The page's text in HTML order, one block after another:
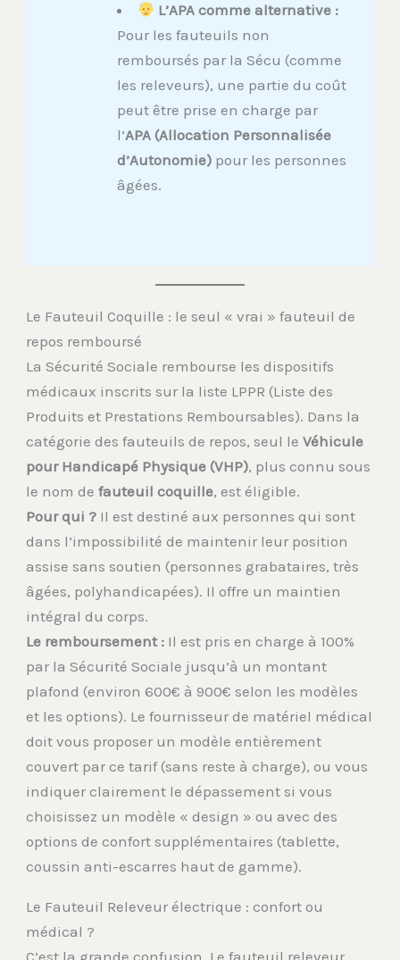
L’APA comme alternative :
Pour les fauteuils non
remboursés par la Sécu (comme
les releveurs), une partie du coût
peut être prise en charge par
l’APA (Allocation Personnalisée
d’Autonomie)pour les personnes
âgées.
Le Fauteuil Coquille : le seul « vrai » fauteuil de
repos remboursé
La Sécurité Sociale rembourse les dispositifs
médicaux inscrits sur la liste LPPR (Liste des
Produits et Prestations Remboursables). Dans la
catégorie des fauteuils de repos, seul leVéhicule
pour Handicapé Physique (VHP), plus connu sous
le nom defauteuil coquille, est éligible.
Pour qui ? Il est destiné aux personnes qui sont
dans l’impossibilité de maintenir leur position
assise sans soutien (personnes grabataires, très
âgées, polyhandicapées). Il offre un maintien
intégral du corps.
Le remboursement : Il est pris en charge à 100%
par la Sécurité Sociale jusqu’à un montant
plafond (environ 600€ à 900€ selon les modèles
et les options). Le fournisseur de matériel médical
doit vous proposer un modèle entièrement
couvert par ce tarif (sans reste à charge), ou vous
indiquer clairement le dépassement si vous
choisissez un modèle « design » ou avec des
options de confort supplémentaires (tablette,
coussin anti-escarres haut de gamme).
Le Fauteuil Releveur électrique : confort ou
médical ?
C’est la grande confusion. Le fauteuil releveur